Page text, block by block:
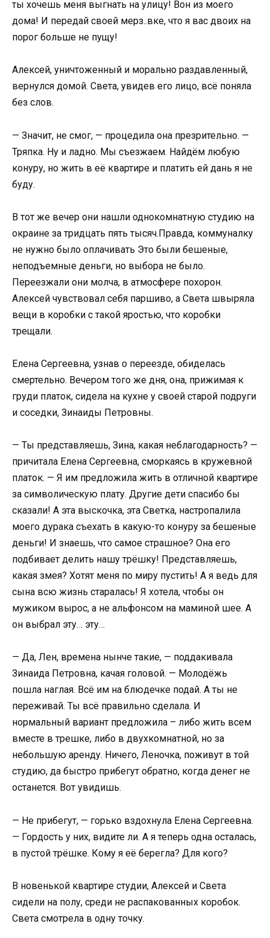
ты хочешь меня выгнать на улицу! Вон из моего
дома! И передай своей мерз..вке, что я вас двоих на
порог больше не пущу!
Алексей, уничтоженный и морально раздавленный,
вернулся домой. Света, увидев его лицо, всё поняла
без слов.
— Значит, не смог, — процедила она презрительно. —
Тряпка. Ну и ладно. Мы съезжаем. Найдём любую
конуру, но жить в её квартире и платить ей дань я не
буду.
В тот же вечер они нашли однокомнатную студию на
окраине за тридцать пять тысяч.Правда, коммуналку
не нужно было оплачивать Это были бешеные,
неподъемные деньги, но выбора не было.
Переезжали они молча, в атмосфере похорон.
Алексей чувствовал себя паршиво, а Света швыряла
вещи в коробки с такой яростью, что коробки
трещали.
Елена Сергеевна, узнав о переезде, обиделась
смертельно. Вечером того же дня, она, прижимая к
груди платок, сидела на кухне у своей старой подруги
и соседки, Зинаиды Петровны.
— Ты представляешь, Зина, какая неблагодарность? —
причитала Елена Сергеевна, сморкаясь в кружевной
платок. — Я им предложила жить в отличной квартире
за символическую плату. Другие дети спасибо бы
сказали! А эта выскочка, эта Светка, настропалила
моего дурака съехать в какую-то конуру за бешеные
деньги! И знаешь, что самое страшное? Она его
подбивает делить нашу трёшку! Представляешь,
какая змея? Хотят меня по миру пустить! А я ведь для
сына всю жизнь старалась! Я хотела, чтобы он
мужиком вырос, а не альфонсом на маминой шее. А
он выбрал эту… эту…
— Да, Лен, времена нынче такие, — поддакивала
Зинаида Петровна, качая головой. — Молодёжь
пошла наглая. Всё им на блюдечке подай. А ты не
переживай. Ты всё правильно сделала. И
нормальный вариант предложила – либо жить всем
вместе в трешке, либо в двухкомнатной, но за
небольшую аренду. Ничего, Леночка, поживут в той
студию, да быстро прибегут обратно, когда денег не
останется. Вот увидишь.
— Не прибегут, — горько вздохнула Елена Сергеевна.
— Гордость у них, видите ли. А я теперь одна осталась,
в пустой трёшке. Кому я её берегла? Для кого?
В новенькой квартире студии, Алексей и Света
сидели на полу, среди не распакованных коробок.
Света смотрела в одну точку.